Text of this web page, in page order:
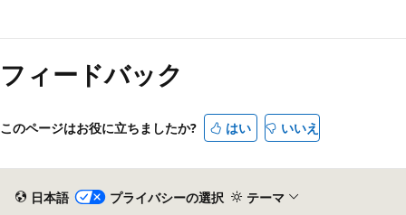
み
取
モ
ド
フィードバック
このページはお役に立ちましたか? はい いいえ
日本語 プライバシーの選択 テーマ